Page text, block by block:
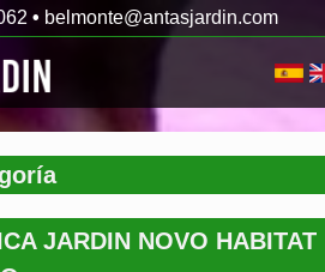
• belmonte@antasjardin.com
JARDIN NOVO HABITAT